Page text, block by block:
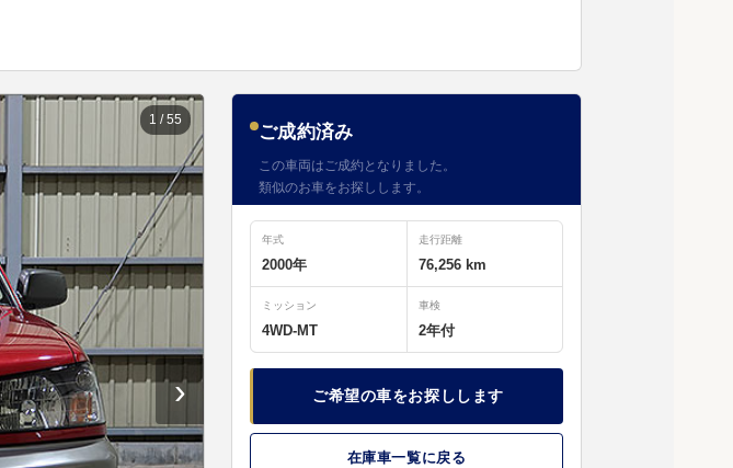
›
1 /55
ご成約済み
この車両はご成約となりました。
類似のお車をお探しします。
年式
2000年
走行距離
76,256 km
ミッション
4WD-MT
車検
2年付
ご希望の車をお探しします
在庫車一覧に戻る